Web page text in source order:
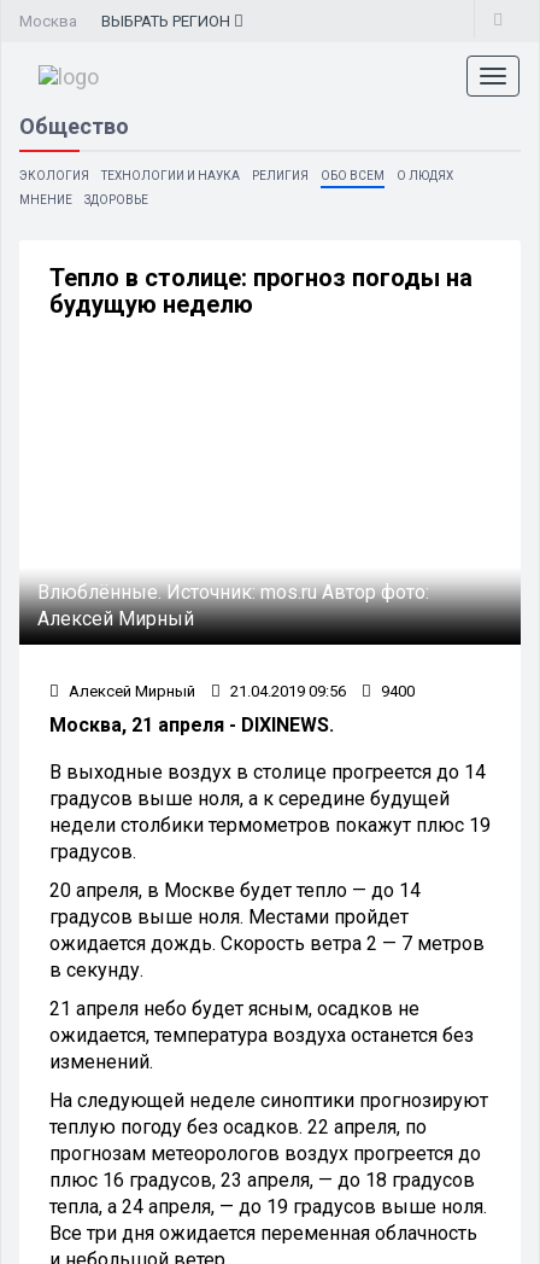
Москва ВЫБРАТЬ РЕГИОН
Общество
ЭКОЛОГИЯ ТЕХНОЛОГИИ И НАУКА РЕЛИГИЯ ОБО ВСЕМ
О ЛЮДЯХ
МНЕНИЕ
ЗДОРОВЬЕ
Тепло в столице: прогноз погоды на
будущую неделю
Влюблённые.Источник:mos.ruАвтор фото:
Алексей Мирный
Алексей Мирный 21.04.2019 09:56 9400
Москва, 21 апреля - DIXINEWS.
В выходные воздух в столице прогреется до 14
градусов выше ноля, а к середине будущей
недели столбики термометров покажут плюс 19
градусов.
20 апреля, в Москве будет тепло — до 14
градусов выше ноля. Местами пройдет
ожидается дождь. Скорость ветра 2 — 7 метров
в секунду.
21 апреля небо будет ясным, осадков не
ожидается, температура воздуха останется без
изменений.
На следующей неделе синоптики прогнозируют
теплую погоду без осадков. 22 апреля, по
прогнозам метеорологов воздух прогреется до
плюс 16 градусов, 23 апреля, — до 18 градусов
тепла, а 24 апреля, — до 19 градусов выше ноля.
Все три дня ожидается переменная облачность